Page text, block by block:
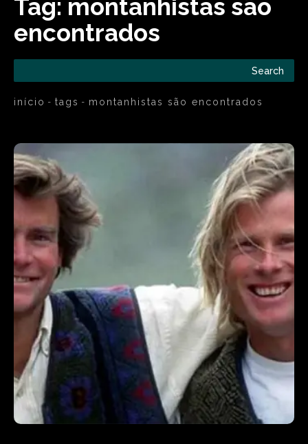
Tag: montanhistas são
encontrados
Search
início tags montanhistas são encontrados